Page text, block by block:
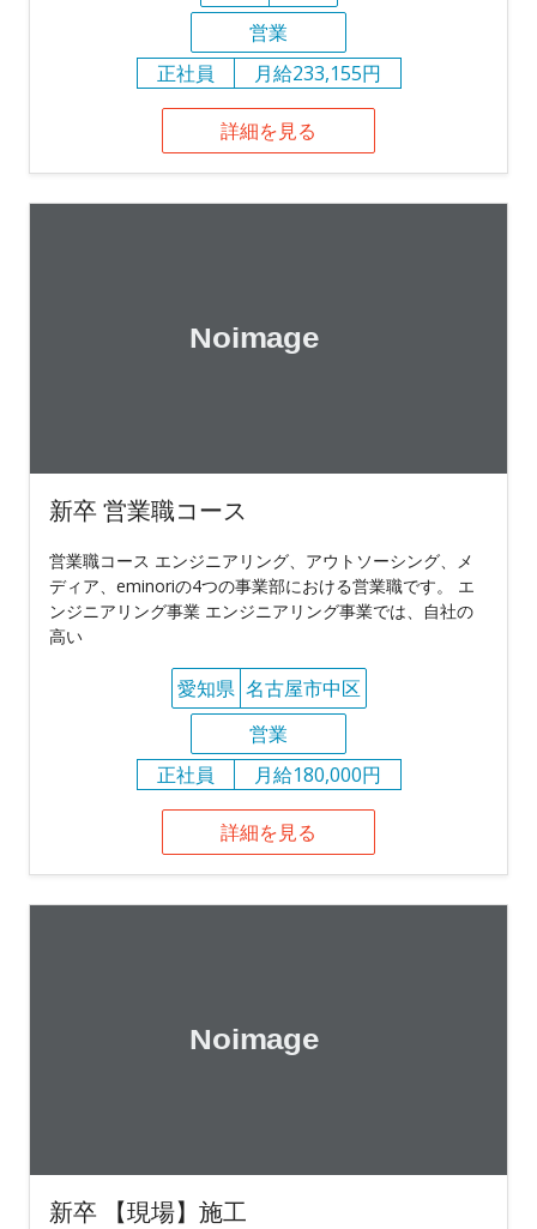
営業
正社員
月給233,155円
詳細を見る
新卒 営業職コース
営業職コース エンジニアリング、アウトソーシング、メ
ディア、eminoriの4つの事業部における営業職です。 エ
ンジニアリング事業 エンジニアリング事業では、自社の
高い
愛知県 名古屋市中区
営業
正社員
月給180,000円
詳細を見る
新卒 【現場】施工